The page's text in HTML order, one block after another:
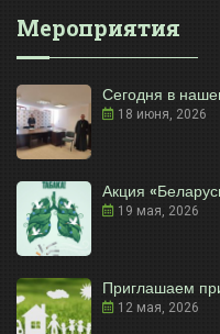
Мероприятия
Сегодня в
18 июня, 2026
Акция
19 мая, 2026
Приглашаем
12 мая, 2026